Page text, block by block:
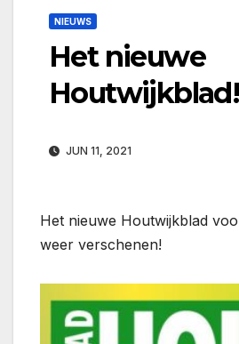
NIEUWS
Het nieuwe
Houtwijkblad!
JUN 11, 2021
Het nieuwe Houtwijkblad
weer verschenen!